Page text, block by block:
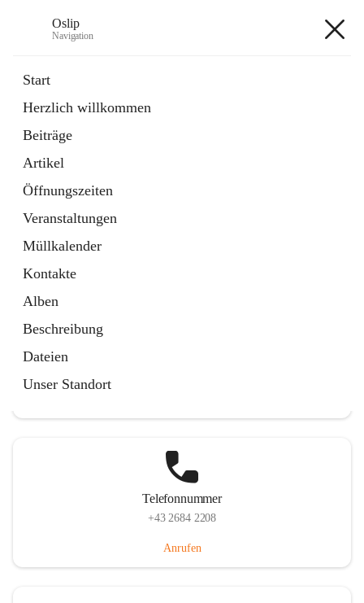
Oslip
Navigation
Start
Herzlich willkommen
Beiträge
Artikel
Öffnungszeiten
Veranstaltungen
Müllkalender
Kontakte
Alben
Beschreibung
Dateien
Unser Standort
Externe Webseite
in
Tab
Bundeskanzleramt Österreich
Externe Webseite
öffnet
in
neuem
Tab
Telefonnummer
+43 2684 2208
Anrufen